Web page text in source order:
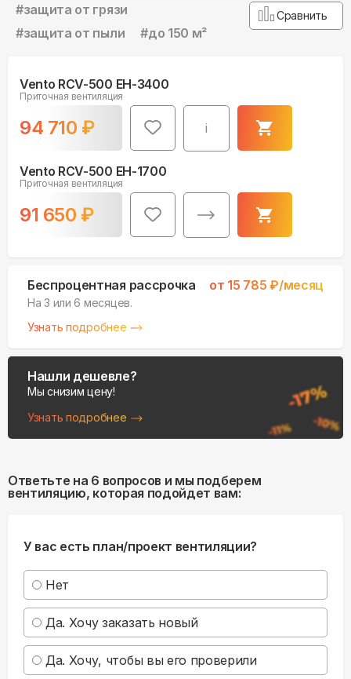
#защита от грязи
#защита от пыли #до 150 м²
Сравнить
Vento RCV-500 EH-3400
Приточная вентиляция
94 710 ₽ i
Vento RCV-500 EH-1700
Приточная вентиляция
91 650 ₽
Беспроцентная рассрочка от 15 785 ₽/месяц
На 3 или 6 месяцев.
Узнать подробнее
Нашли дешевле?
Мы снизим цену!
Узнать подробнее
Ответьте на 6 вопросов и мы подберем
вентиляцию, которая подойдет вам:
У вас есть план/проект вентиляции?
Нет
Да. Хочу заказать новый
Да. Хочу, чтобы вы его проверили